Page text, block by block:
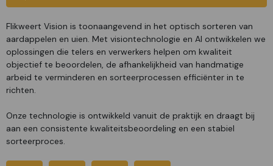
Flikweert Vision is toonaangevend in het optisch sorteren van
aardappelen en uien. Met visiontechnologie en AI ontwikkelen we
oplossingen die telers en verwerkers helpen om kwaliteit
objectief te beoordelen, de afhankelijkheid van handmatige
arbeid te verminderen en sorteerprocessen efficiënter in te
richten.
Onze technologie is ontwikkeld vanuit de praktijk en draagt bij
aan een consistente kwaliteitsbeoordeling en een stabiel
sorteerproces.